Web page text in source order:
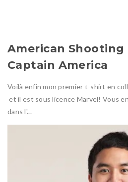
American
Captain America
Voilà enfin mon premier t-shirt en
et il est sous licence Marvel! Vous
dans l'...